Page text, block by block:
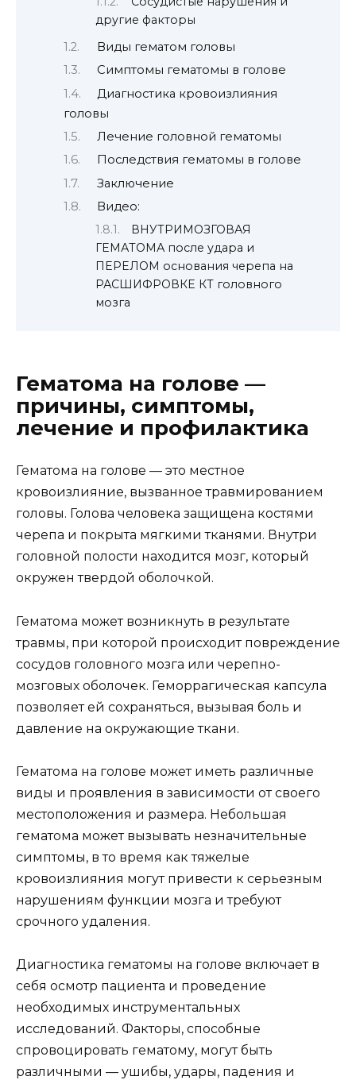
другие факторы
Виды гематом головы
Симптомы гематомы в голове
Диагностика кровоизлияния
головы
Лечение головной гематомы
Последствия гематомы в голове
Заключение
Видео:
ВНУТРИМОЗГОВАЯ
ГЕМАТОМА после удара и
ПЕРЕЛОМ основания черепа на
РАСШИФРОВКЕ КТ головного
мозга
Гематома на голове —
причины, симптомы,
лечение и профилактика
Гематома на голове — это местное
кровоизлияние, вызванное травмированием
головы. Голова человека защищена костями
черепа и покрыта мягкими тканями. Внутри
головной полости находится мозг, который
окружен твердой оболочкой.
Гематома может возникнуть в результате
травмы, при которой происходит повреждение
сосудов головного мозга или черепно-
мозговых оболочек. Геморрагическая капсула
позволяет ей сохраняться, вызывая боль и
давление на окружающие ткани.
Гематома на голове может иметь различные
виды и проявления в зависимости от своего
местоположения и размера. Небольшая
гематома может вызывать незначительные
симптомы, в то время как тяжелые
кровоизлияния могут привести к серьезным
нарушениям функции мозга и требуют
срочного удаления.
Диагностика гематомы на голове включает в
себя осмотр пациента и проведение
необходимых инструментальных
исследований. Факторы, способные
спровоцировать гематому, могут быть
различными — ушибы, удары, падения и